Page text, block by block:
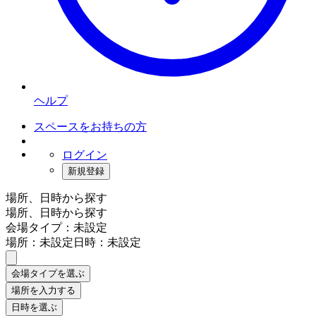
ヘルプ
スペースをお持ちの方
ログイン
新規登録
場所、日時から探す
場所、日時から探す
会場タイプ：未設定
場所：未設定日時：未設定
会場タイプを選ぶ
場所を入力する
日時を選ぶ